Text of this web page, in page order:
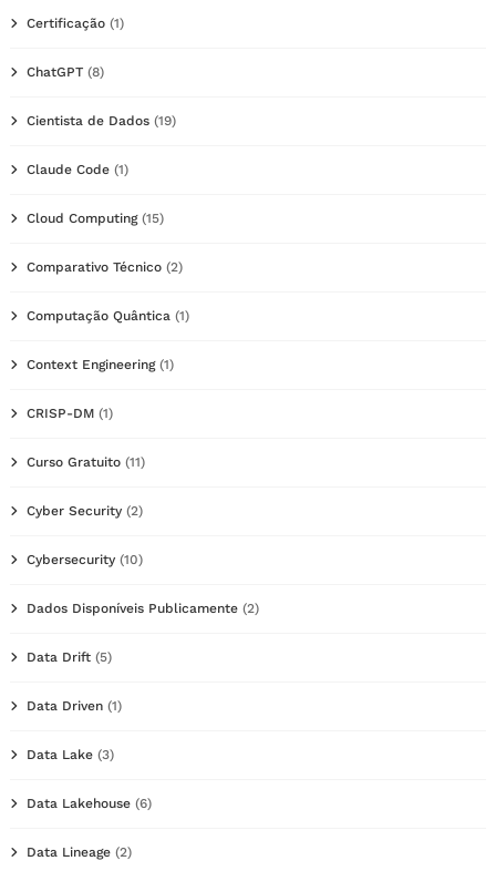
Certificação (1)
ChatGPT (8)
Cientista de Dados (19)
Claude Code (1)
Cloud Computing(15)
Comparativo Técnico (2)
Computação Quântica (1)
Context Engineering(1)
CRISP-DM (1)
Curso Gratuito (11)
Cyber Security (2)
Cybersecurity (10)
Dados Disponíveis Publicamente (2)
Data Drift (5)
Data Driven (1)
Data Lake (3)
Data Lakehouse (6)
Data Lineage (2)